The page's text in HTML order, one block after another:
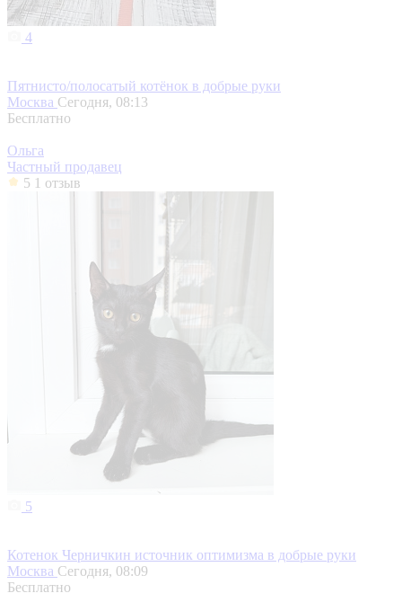
4
Пятнисто/полосатый котёнок в добрые руки
Москва Сегодня, 08:13
Бесплатно
Ольга
Частный продавец
5 1 отзыв
5
Котенок Черничкин источник оптимизма в добрые руки
Москва Сегодня, 08:09
Бесплатно